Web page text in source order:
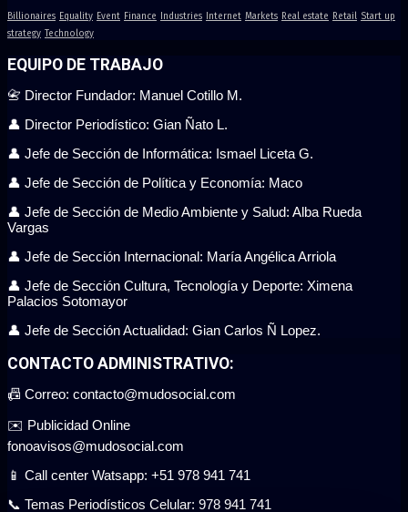
Billionaires Equality Event Finance Industries Internet Markets Real estate Retail Start up
strategy Technology
EQUIPO DE TRABAJO
📇 Director Fundador: Manuel Cotillo M.
👤 Director Periodístico: Gian Ñato L.
👤 Jefe de Sección de Informática: Ismael Liceta G.
👤 Jefe de Sección de Política y Economía: Maco
👤 Jefe de Sección de Medio Ambiente y Salud: Alba Rueda
Vargas
👤 Jefe de Sección Internacional: María Angélica Arriola
👤 Jefe de Sección Cultura, Tecnología y Deporte: Ximena
Palacios Sotomayor
👤 Jefe de Sección Actualidad: Gian Carlos Ñ Lopez.
CONTACTO ADMINISTRATIVO:
📠 Correo: contacto@mudosocial.com
✉️ Publicidad Online
fonoavisos@mudosocial.com
📱 Call center Watsapp: +51 978 941 741
📞 Temas Periodísticos Celular: 978 941 741